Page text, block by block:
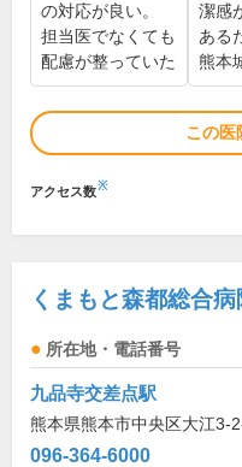
の対応が良い。
担当医でなくても
配慮が整っていた
潔感
ある
熊本
この医
アクセス数※
くまもと森都総合病
所在地・電話番号
九品寺交差点駅
熊本県熊本市中央区大江3-
096-364-6000